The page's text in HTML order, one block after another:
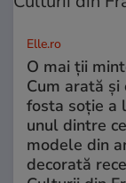
Elle.ro
O mai ții
Cum arată și
fosta soție a
unul dintre
modele din
decorată